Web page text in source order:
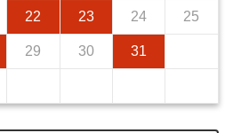
22 23 24 25
29 30 31